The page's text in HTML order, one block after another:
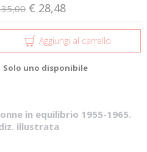
€ 28,48
Aggiungi al carrello
Solo uno disponibile
in equilibrio 1955-1965.
illustrata